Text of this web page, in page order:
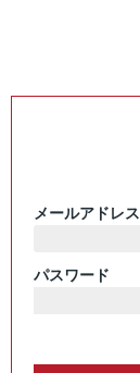
メールアドレス
パスワード